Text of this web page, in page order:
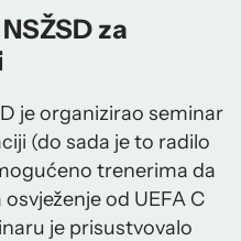
za
je organizirao seminar
(do sada je to radilo
trenerima da
od UEFA C
je prisustvovalo